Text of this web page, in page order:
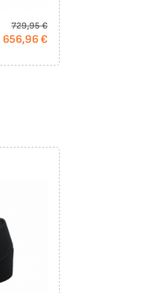
729,95 €
656,96 €